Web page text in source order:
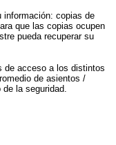
información: copias de
que las copias ocupen
pueda recuperar su
de acceso a los distintos
de asientos /
la seguridad.